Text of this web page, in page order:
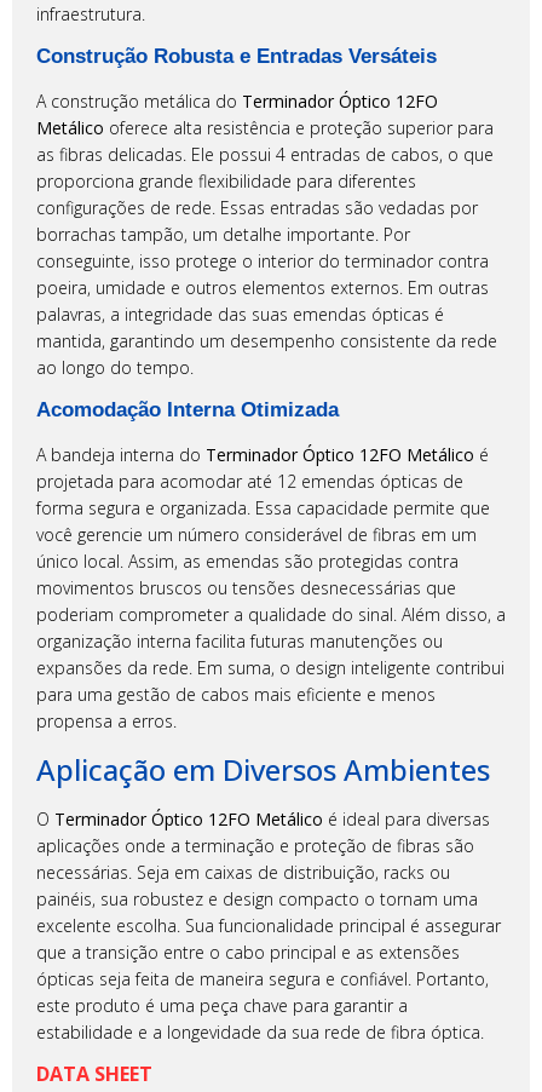
infraestrutura.
Construção Robusta e Entradas Versáteis
A construção metálica do Terminador Óptico 12FO
Metálico oferece alta resistência e proteção superior para
as fibras delicadas. Ele possui 4 entradas de cabos, o que
proporciona grande flexibilidade para diferentes
configurações de rede. Essas entradas são vedadas por
borrachas tampão, um detalhe importante. Por
conseguinte, isso protege o interior do terminador contra
poeira, umidade e outros elementos externos. Em outras
palavras, a integridade das suas emendas ópticas é
mantida, garantindo um desempenho consistente da rede
ao longo do tempo.
Acomodação Interna Otimizada
A bandeja interna do Terminador Óptico 12FO Metálico é
projetada para acomodar até 12 emendas ópticas de
forma segura e organizada. Essa capacidade permite que
você gerencie um número considerável de fibras em um
único local. Assim, as emendas são protegidas contra
movimentos bruscos ou tensões desnecessárias que
poderiam comprometer a qualidade do sinal. Além disso, a
organização interna facilita futuras manutenções ou
expansões da rede. Em suma, o design inteligente contribui
para uma gestão de cabos mais eficiente e menos
propensa a erros.
Aplicação em Diversos Ambientes
O Terminador Óptico 12FO Metálico é ideal para diversas
aplicações onde a terminação e proteção de fibras são
necessárias. Seja em caixas de distribuição, racks ou
painéis, sua robustez e design compacto o tornam uma
excelente escolha. Sua funcionalidade principal é assegurar
que a transição entre o cabo principal e as extensões
ópticas seja feita de maneira segura e confiável. Portanto,
este produto é uma peça chave para garantir a
estabilidade e a longevidade da sua rede de fibra óptica.
DATA SHEET